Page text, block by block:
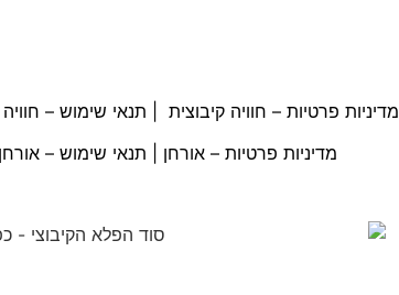
מדיניות פרטיות – חוויה קיבוצית
תנאי שימוש – חוויה
מדיניות פרטיות – אורחן
תנאי שימוש – אורחן